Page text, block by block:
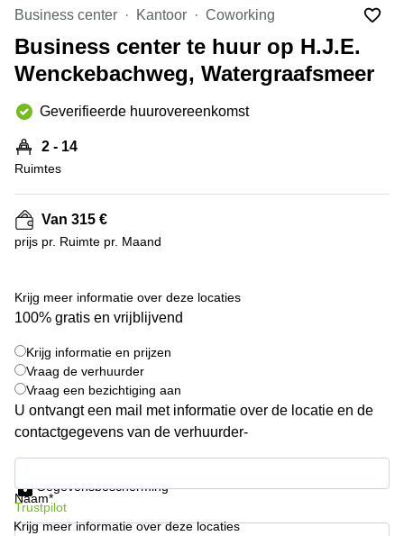
Hengelo
Hilversum
Hoofddorp
Deventer
Rotterdam
Tiel
Zwolle
Bodegraven-
Reeuwijk
Business
center
Arnhem
Business
Amsterdam
Westpoort
Business
center
Hilversum
Den
Haag
space
Breda
Coworking
Arnhem
Coworking
space
Hilversum
Business center Kantoor Coworking
Business center te huur op H.J.E.
Wenckebachweg, Watergraafsmeer
Geverifieerde huurovereenkomst
2 - 14
Ruimtes
Van 315 €
prijs pr. Ruimte pr. Maand
Krijg meer informatie over deze locaties
100% gratis en vrijblijvend
Krijg informatie en prijzen
Vraag de verhuurder
Vraag een bezichtiging aan
U ontvangt een mail met informatie over de locatie en de
contactgegevens van de verhuurder-
Naam*
Gegevensbescherming
Trustpilot
Krijg meer informatie over deze locaties